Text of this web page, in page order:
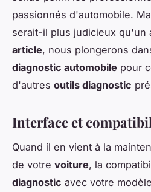
passionnés d'automobile.
serait-il plus judicieux qu'un
article, nous plongerons
diagnostic automobile pour
d'autres outils diagnostic
Interface et
Quand il en vient à la
de votre voiture, la
diagnostic avec votre